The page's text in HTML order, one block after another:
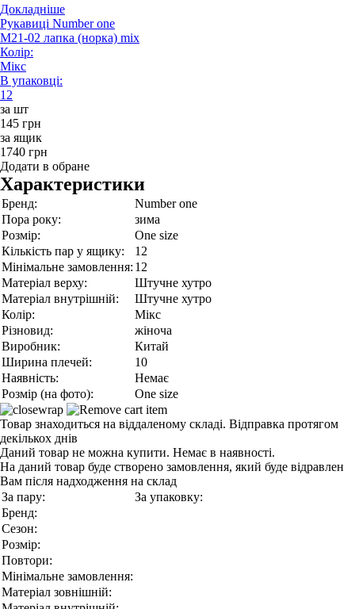
Докладніше
Рукавиці Number one
M21-02 лапка (норка) mix
Колір:
Мікс
В упаковці:
12
за шт
145 грн
за ящик
1740 грн
Додати в обране
Характеристики
Бренд:
Number one
Пора року:
зима
Розмір:
One size
Кількість пар у ящику:
12
Мінімальне замовлення: 12
Матеріал верху:
Штучне хутро
Матеріал внутрішній:
Штучне хутро
Колір:
Мікс
Різновид:
жіноча
Виробник:
Китай
Ширина плечей:
10
Наявність:
Немає
Розмір (на фото):
One size
Товар знаходиться на віддаленому складі. Відправка протягом
декількох днів
Даний товар не можна купити. Немає в наявності.
На даний товар буде створено замовлення, який буде відравлен
Вам після надходження на склад
За пару:
За упаковку:
Бренд:
Сезон:
Розмір:
Повтори:
Мінімальне замовлення:
Матеріал зовнішній: